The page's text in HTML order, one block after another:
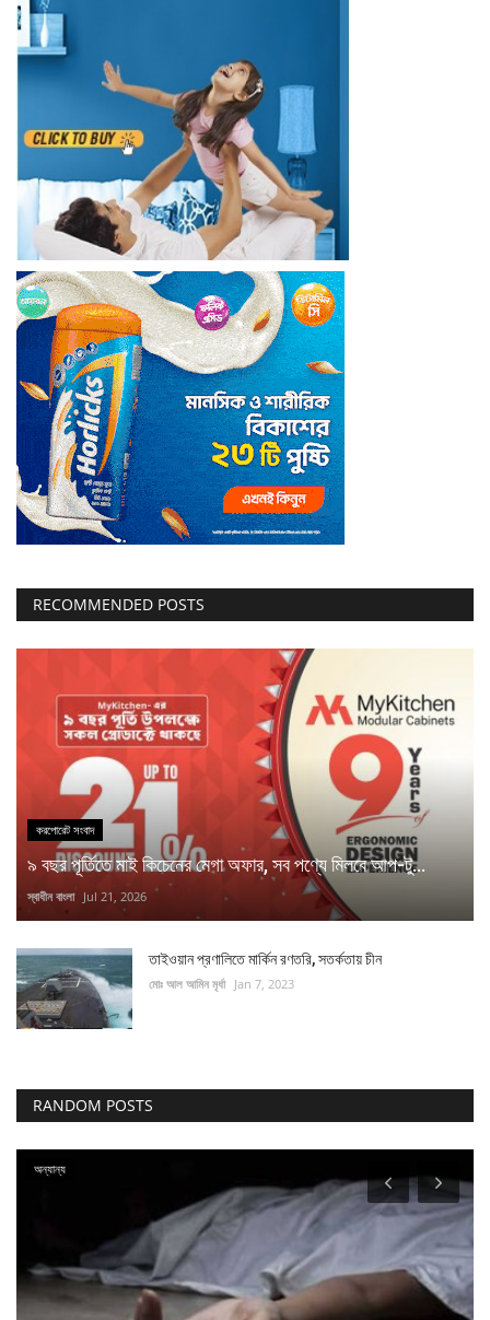
RECOMMENDED POSTS
করপোরেট সংবাদ
৯ বছর পূর্তিতে মাই কিচেনের মেগা অফার, সব পণ্যে মিলবে আপ-টু...
স্বাধীন বাংলা Jul 21, 2026
তাইওয়ান প্রণালিতে মার্কিন রণতরি, সতর্কতায় চীন
মোঃ আল আমিন মৃর্ধা Jan 7, 2023
RANDOM POSTS
অন্যান্য